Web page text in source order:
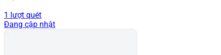
1 lượt quét
Đang cập nhật